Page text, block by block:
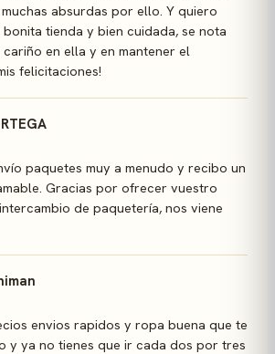
absurdas por ello. Y quiero
bonita tienda y bien cuidada, se nota
en ella y en mantener el
felicitaciones!
paquetes muy a menudo y recibo un
Gracias por ofrecer vuestro
de paquetería, nos viene
envios rapidos y ropa buena que te
y ya no tienes que ir cada dos por tres